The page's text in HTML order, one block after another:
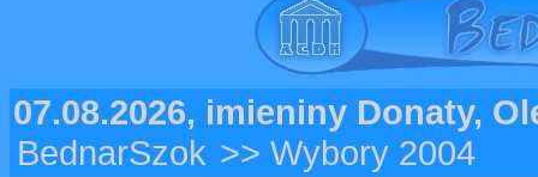
07.08.2026, imieniny Donaty,
BednarSzok >> Wybory 2004